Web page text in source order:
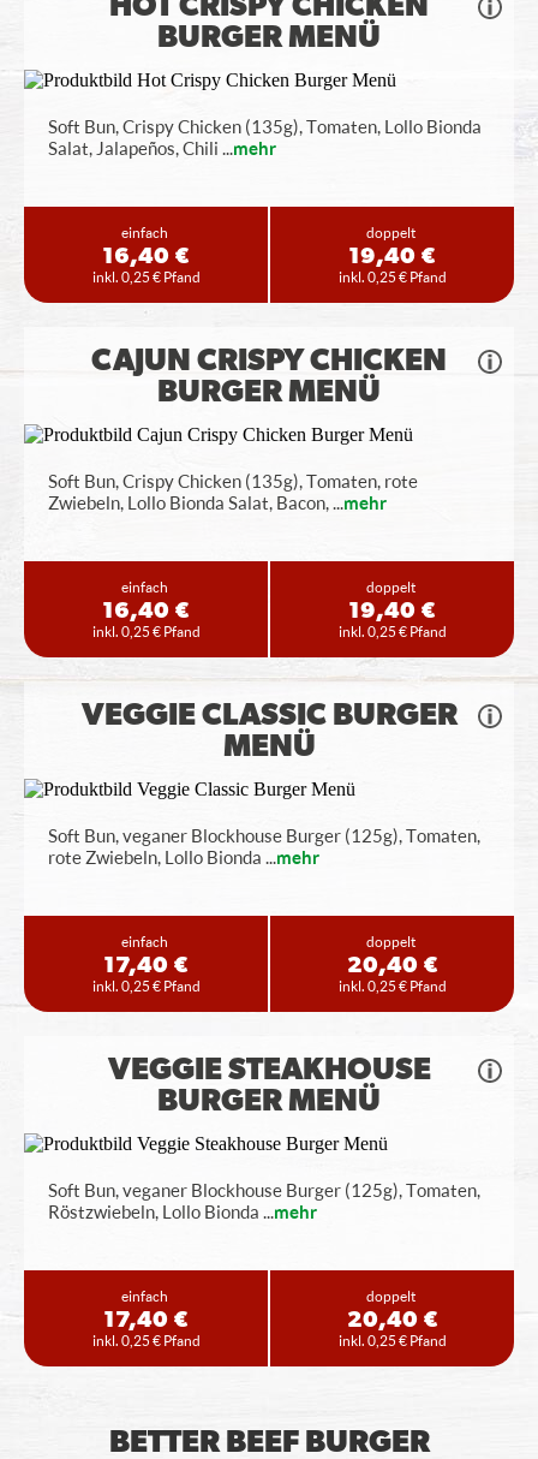
BURGER MENÜ
Soft Bun, Crispy Chicken (135g), Tomaten, Lollo Bionda
Salat, Jalapeños, Chili ...mehr
einfach
16,40 €
inkl. 0,25 € Pfand
doppelt
19,40 €
inkl. 0,25 € Pfand
CAJUN CRISPY CHICKEN
BURGER MENÜ
Soft Bun, Crispy Chicken (135g), Tomaten, rote
Zwiebeln, Lollo Bionda Salat, Bacon,...mehr
einfach
16,40 €
inkl. 0,25 € Pfand
doppelt
19,40 €
inkl. 0,25 € Pfand
VEGGIE CLASSIC BURGER
MENÜ
Soft Bun, veganer Blockhouse Burger (125g), Tomaten,
rote Zwiebeln, Lollo Bionda ...mehr
einfach
17,40 €
inkl. 0,25 € Pfand
doppelt
20,40 €
inkl. 0,25 € Pfand
VEGGIE STEAKHOUSE
BURGER MENÜ
Soft Bun, veganer Blockhouse Burger (125g), Tomaten,
Röstzwiebeln, Lollo Bionda ...mehr
einfach
17,40 €
inkl. 0,25 € Pfand
doppelt
20,40 €
inkl. 0,25 € Pfand
BETTER BEEF BURGER